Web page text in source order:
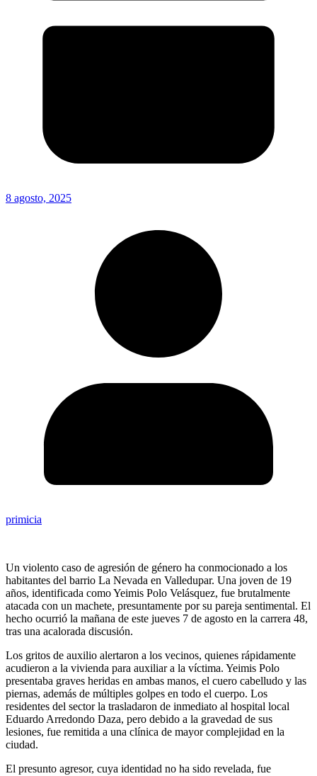
8 agosto, 2025
primicia
Un violento caso de agresión de género ha conmocionado a los
habitantes del barrio La Nevada en Valledupar. Una joven de 19
años, identificada como Yeimis Polo Velásquez, fue brutalmente
atacada con un machete, presuntamente por su pareja sentimental. El
hecho ocurrió la mañana de este jueves 7 de agosto en la carrera 48,
tras una acalorada discusión.
Los gritos de auxilio alertaron a los vecinos, quienes rápidamente
acudieron a la vivienda para auxiliar a la víctima. Yeimis Polo
presentaba graves heridas en ambas manos, el cuero cabelludo y las
piernas, además de múltiples golpes en todo el cuerpo. Los
residentes del sector la trasladaron de inmediato al hospital local
Eduardo Arredondo Daza, pero debido a la gravedad de sus
lesiones, fue remitida a una clínica de mayor complejidad en la
ciudad.
El presunto agresor, cuya identidad no ha sido revelada, fue